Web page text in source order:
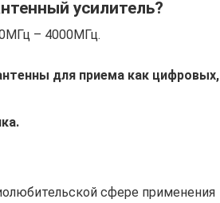
усилитель?
– 4000МГц.
для приема как цифровых,
сфере применения